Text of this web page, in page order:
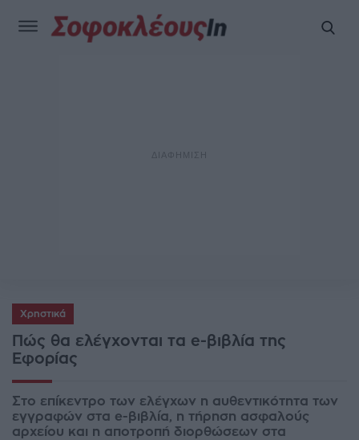
Χρηστικά
Πώς θα ελέγχονται τα e-βιβλία της
Εφορίας
Στο επίκεντρο των ελέγχων η αυθεντικότητα των
εγγραφών στα e-βιβλία, η τήρηση ασφαλούς
αρχείου και η αποτροπή διορθώσεων στα